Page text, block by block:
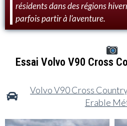
résidents dans des régions
parfois partir à l’aventure.
Essai Volvo V90 Cross
Volvo V90 Cross
Erable